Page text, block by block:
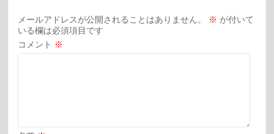
メールアドレスが公開されることはありません。 ※ が付いて
いる欄は必須項目です
コメント ※